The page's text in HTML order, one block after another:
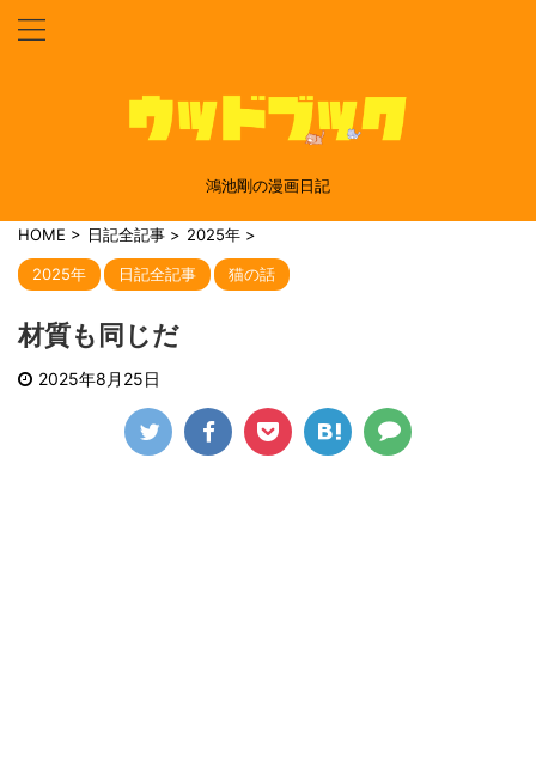
鴻池剛の漫画日記
HOME > 日記全記事 > 2025年 >
2025年 日記全記事 猫の話
材質も同じだ
2025年8月25日